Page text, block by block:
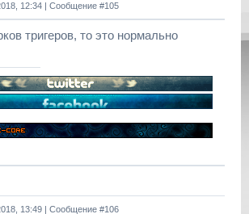
12:34 | Сообщение #105
тригеров, то это нормально
13:49 | Сообщение #106